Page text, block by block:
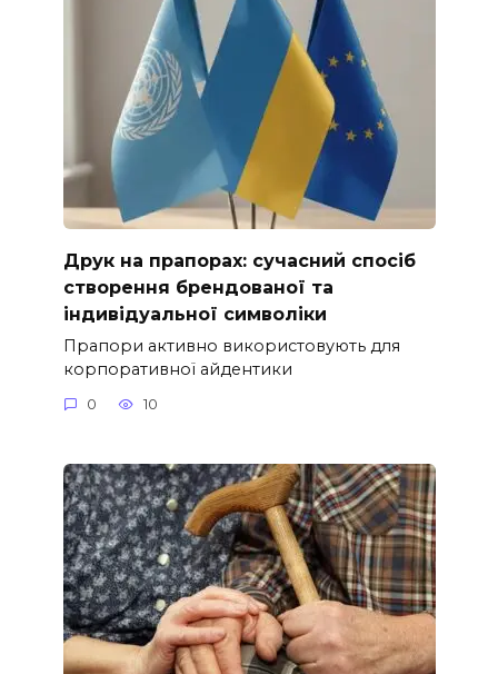
Друк на прапорах: сучасний спосіб
створення брендованої та
індивідуальної символіки
Прапори активно використовують для
корпоративної айдентики
0 10